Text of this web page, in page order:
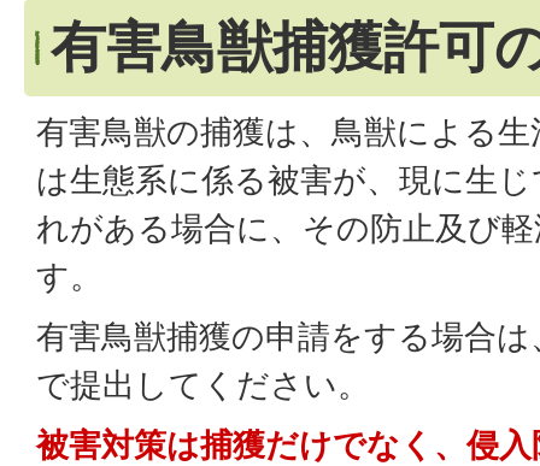
有害鳥獣捕獲許可
有害鳥獣の捕獲は、鳥獣による
は生態系に係る被害が、現に生
れがある場合に、その防止及び
す。
有害鳥獣捕獲の申請をする場合
で提出してください。
被害対策は捕獲だけでなく、侵